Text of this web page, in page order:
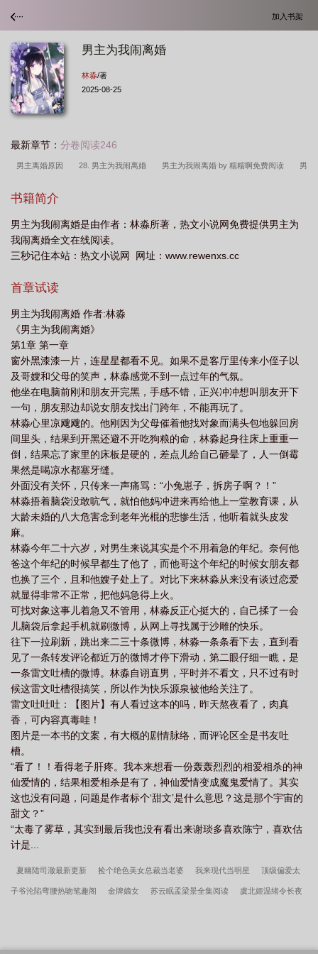
加入书架
男主为我闹离婚
林淼/著
2025-08-25
最新章节： 分卷阅读246
男主离婚原因 28. 男主为我闹离婚 男主为我闹离婚 by 糯糯啊免费阅读 男
闹离婚类似文
阁 离婚后渣前夫跪求原谅 男主为我闹离婚全文免费阅读 男主为我闹离婚在
线阅读 男主为我闹离婚by糯糯啊
费阅读 男主为我闹离婚晋江
百度 男主为我闹离婚的 男主为我闹离婚txt
为我闹离婚未河蟹 男主为我闹离婚 ...
看吗
书籍简介
男主为我闹离婚是由作者：林淼所著，热文小说网免费提供男主为
我闹离婚全文在线阅读。
三秒记住本站：热文小说网 网址：www.rewenxs.cc
首章试读
男主为我闹离婚 作者:林淼
《男主为我闹离婚》
第1章 第一章
窗外黑漆漆一片，连星星都看不见。如果不是客厅里传来小侄子以
及哥嫂和父母的笑声，林淼感觉不到一点过年的气氛。
他坐在电脑前刚和朋友开完黑，手感不错，正兴冲冲想叫朋友开下
一句，朋友那边却说女朋友找出门跨年，不能再玩了。
林淼心里凉飕飕的。他刚因为父母催着他找对象而满头包地躲回房
间里头，结果到开黑还避不开吃狗粮的命，林淼起身往床上重重一
倒，结果忘了家里的床板是硬的，差点儿给自己砸晕了，人一倒霉
果然是喝凉水都塞牙缝。
外面没有关怀，只传来一声痛骂：“小兔崽子，拆房子啊？！”
林淼捂着脑袋没敢吭气，就怕他妈冲进来再给他上一堂教育课，从
大龄未婚的八大危害念到老年光棍的悲惨生活，他听着就头皮发
麻。
林淼今年二十六岁，对男生来说其实是个不用着急的年纪。奈何他
爸这个年纪的时候早都生了他了，而他哥这个年纪的时候女朋友都
也换了三个，且和他嫂子处上了。对比下来林淼从来没有谈过恋爱
就显得非常不正常，把他妈急得上火。
可找对象这事儿着急又不管用，林淼反正心挺大的，自己揉了一会
儿脑袋后拿起手机就刷微博，从网上寻找属于沙雕的快乐。
往下一拉刷新，跳出来二三十条微博，林淼一条条看下去，直到看
见了一条转发评论都近万的微博才停下滑动，第二眼仔细一瞧，是
一条雷文吐槽的微博。林淼自诩直男，平时并不看文，只不过有时
候这雷文吐槽很搞笑，所以作为快乐源泉被他给关注了。
雷文吐吐吐：【图片】有人看过这本的吗，昨天熬夜看了，肉真
香，可内容真毒哇！
图片是一本书的文案，有大概的剧情脉络，而评论区全是书友吐
槽。
“看了！！看得老子肝疼。我本来想看一份轰轰烈烈的相爱相杀的神
仙爱情的，结果相爱相杀是有了，神仙爱情变成魔鬼爱情了。其实
这也没有问题，问题是作者标个‘甜文’是什么意思？这是那个宇宙的
甜文？”
“太毒了雾草，其实到最后我也没有看出来谢琰多喜欢陈宁，喜欢估
计是...
夏幽陆司澈最新更新 捡个绝色美女总裁当老婆 我来现代当明星 顶级偏爱太
子爷沦陷弯腰热吻笔趣阁 金牌嫡女 苏云眠孟梁景全集阅读 虞北姬温绪令长夜